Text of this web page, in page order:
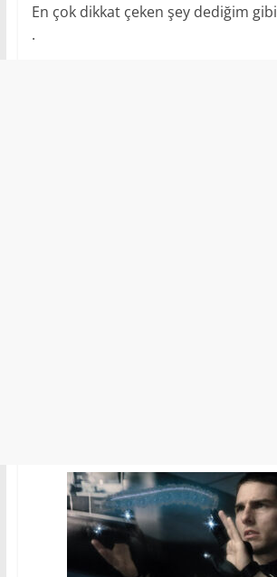
En çok dikkat çeken şey dediğim gibi
.